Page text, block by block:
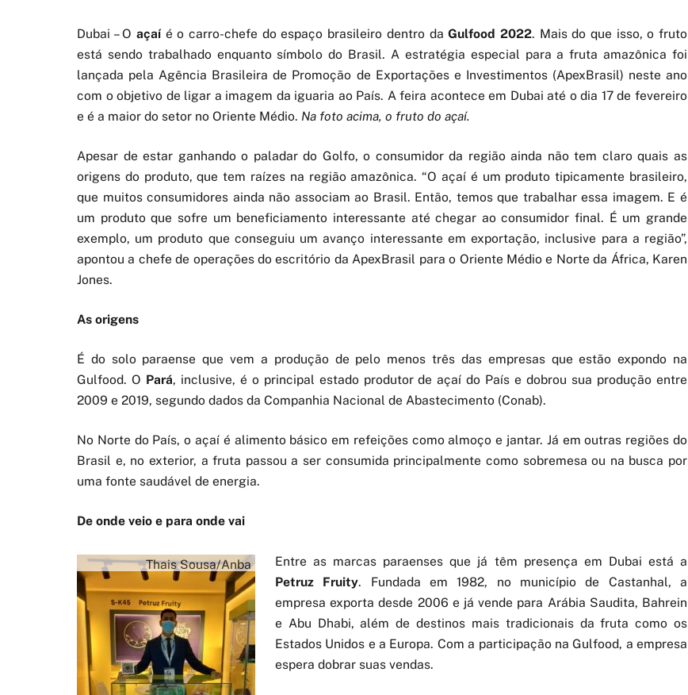
Dubai – Oaçaíé o carro-chefe do espaço brasileiro dentro daGulfood 2022. Mais do que isso, o fruto
está sendo trabalhado enquanto símbolo do Brasil. A estratégia especial para a fruta amazônica foi
lançada pela Agência Brasileira de Promoção de Exportações e Investimentos (ApexBrasil) neste ano
com o objetivo de ligar a imagem da iguaria ao País. A feira acontece em Dubai até o dia 17 de fevereiro
e é a maior do setor no Oriente Médio. Na foto acima, o fruto do açaí.
Apesar de estar ganhando o paladar do Golfo, o consumidor da região ainda não tem claro quais as
origens do produto, que tem raízes na região amazônica. “O açaí é um produto tipicamente brasileiro,
que muitos consumidores ainda não associam ao Brasil. Então, temos que trabalhar essa imagem. E é
um produto que sofre um beneficiamento interessante até chegar ao consumidor final. É um grande
exemplo, um produto que conseguiu um avanço interessante em exportação, inclusive para a região”,
apontou a chefe de operações do escritório da ApexBrasil para o Oriente Médio e Norte da África, Karen
Jones.
As origens
É do solo paraense que vem a produção de pelo menos três das empresas que estão expondo na
Gulfood. O Pará, inclusive, é o principal estado produtor de açaí do País e dobrou sua produção entre
2009 e 2019, segundo dados da Companhia Nacional de Abastecimento (Conab).
No Norte do País, o açaí é alimento básico em refeições como almoço e jantar. Já em outras regiões do
Brasil e, no exterior, a fruta passou a ser consumida principalmente como sobremesa ou na busca por
uma fonte saudável de energia.
De onde veio e para onde vai
Thais Sousa/Anba
Entre as marcas paraenses que já têm presença em Dubai está a
Petruz Fruity. Fundada em 1982, no município de Castanhal, a
empresa exporta desde 2006 e já vende para Arábia Saudita, Bahrein
e Abu Dhabi, além de destinos mais tradicionais da fruta como os
Estados Unidos e a Europa. Com a participação na Gulfood, a empresa
espera dobrar suas vendas.